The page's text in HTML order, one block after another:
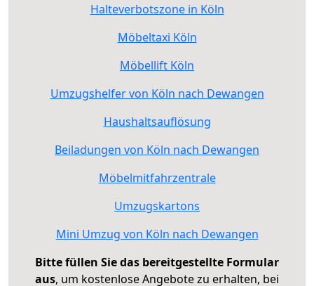
Halteverbotszone in Köln
Möbeltaxi Köln
Möbellift Köln
Umzugshelfer von Köln nach Dewangen
Haushaltsauflösung
Beiladungen von Köln nach Dewangen
Möbelmitfahrzentrale
Umzugskartons
Mini Umzug von Köln nach Dewangen
Bitte füllen Sie das bereitgestellte Formular
aus, um kostenlose Angebote zu erhalten, bei